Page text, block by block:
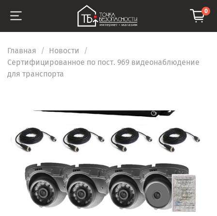
0
Главная
Новости
Сертифицированное по пост. 969 видеонаблюдение
для транспорта